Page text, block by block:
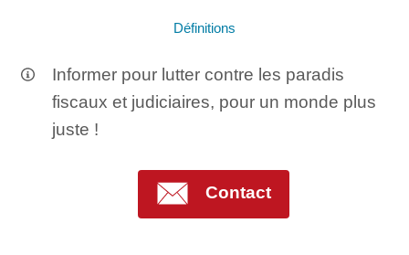
Définitions
Informer pour lutter contre les paradis
fiscaux et judiciaires, pour un monde plus
juste !
Contact